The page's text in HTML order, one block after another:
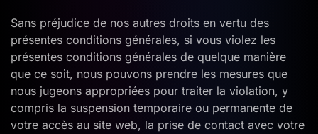
Sans préjudice de nos autres droits en vertu des
présentes conditions générales, si vous violez les
présentes conditions générales de quelque manière
que ce soit, nous pouvons prendre les mesures que
nous jugeons appropriées pour traiter la violation, y
compris la suspension temporaire ou permanente de
votre accès au site web, la prise de contact avec votre